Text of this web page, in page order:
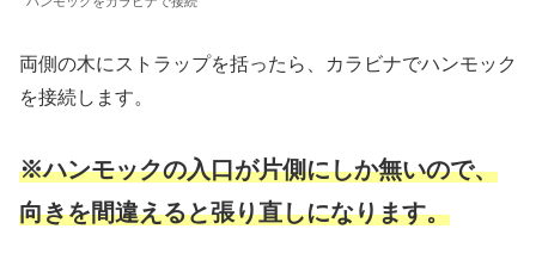
両側の木にストラップを括ったら、カラビナでハンモック
を接続します。
※ハンモックの入口が片側にしか無いので、
向きを間違えると張り直しになります。